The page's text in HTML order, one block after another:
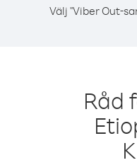
Välj "Viber Out-
Råd